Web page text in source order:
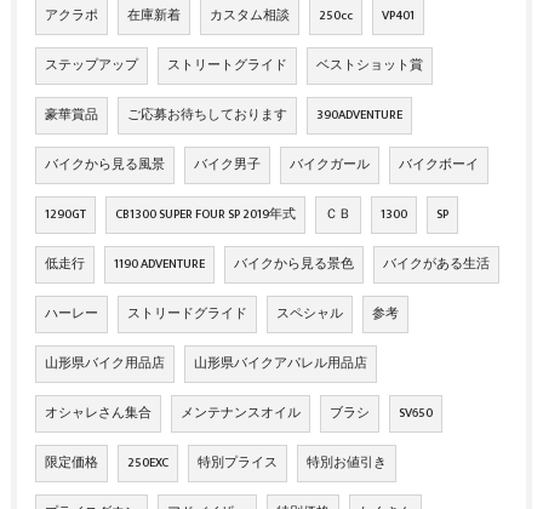
アクラポ 在庫新着 カスタム相談 250cc VP401
ステップアップ ストリートグライド ベストショット賞
豪華賞品 ご応募お待ちしております 390ADVENTURE
バイクから見る風景 バイク男子 バイクガール バイクボーイ
1290GT CB1300 SUPER FOUR SP 2019年式 ＣＢ 1300 SP
低走行 1190 ADVENTURE バイクから見る景色 バイクがある生活
ハーレー ストリードグライド スペシャル 参考
山形県バイク用品店 山形県バイクアパレル用品店
オシャレさん集合 メンテナンスオイル ブラシ SV650
限定価格 250EXC 特別プライス 特別お値引き